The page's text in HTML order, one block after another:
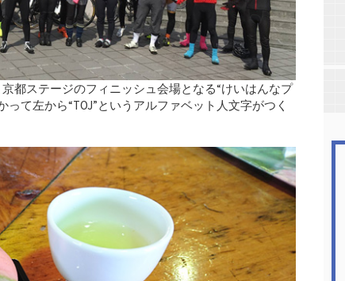
京都ステージのフィニッシュ会場となる“けいはんなプ
て左から“TOJ”というアルファベット人文字がつく